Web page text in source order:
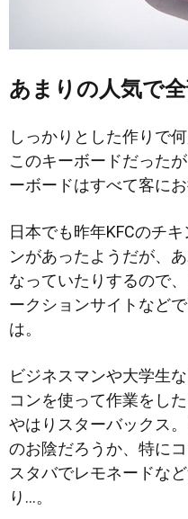
あまりの人気で
しっかりとした作りで
このキーボードだった
ーボードはすべて客に
日本でも昨年KFCのチ
ンがあったようだが、
なっていたりするので
ークションサイトなど
は。
ビジネスマンや大学生
コンを使って作業をし
やはりスターバックス
のお陰だろうか、特に
スタバでレモネードな
り…。